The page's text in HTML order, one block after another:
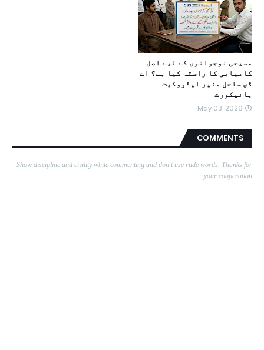
مسیحی نوجوانوں کے لیے اصل
کامیابی کا راستہ کیا ہے؟ اے
ڈی ساحل منیر ایڈووکیٹ
ہائیکورٹ
May 03, 2026
COMMENTS
Show discipline and civility while commenting and don't use rude words. Thanks for
your cooperation